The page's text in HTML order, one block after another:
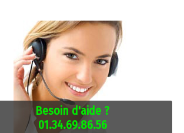
Besoin d'aide ?
01.34.69.86.56